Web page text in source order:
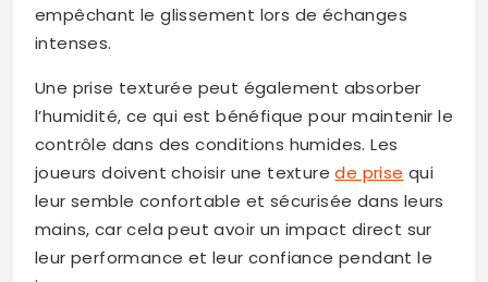
empêchant le glissement lors de échanges
intenses.
Une prise texturée peut également absorber
l’humidité, ce qui est bénéfique pour maintenir le
contrôle dans des conditions humides. Les
joueurs doivent choisir une texturede prise qui
leur semble confortable et sécurisée dans leurs
mains, car cela peut avoir un impact direct sur
leur performance et leur confiance pendant le